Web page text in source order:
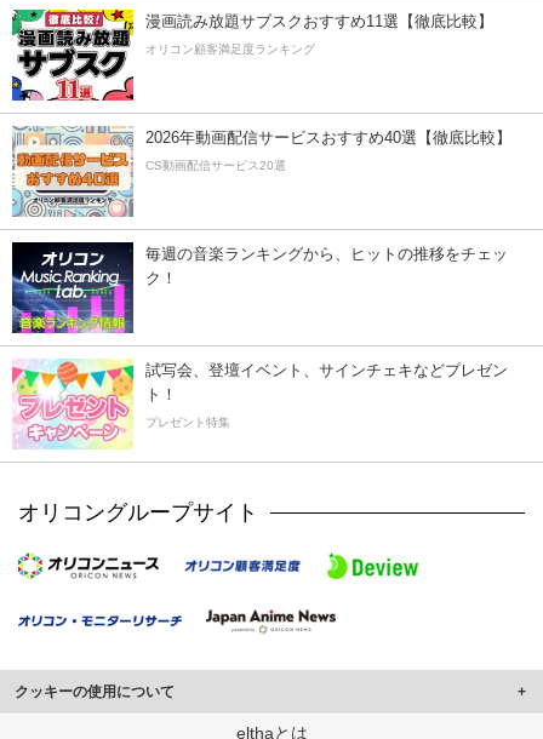
漫画読み放題サブスクおすすめ11選【徹底比較】
オリコン顧客満足度ランキング
2026年動画配信サービスおすすめ40選【徹底比較】
CS動画配信サービス20選
毎週の音楽ランキングから、ヒットの推移をチェッ
ク！
試写会、登壇イベント、サインチェキなどプレゼン
ト！
プレゼント特集
オリコングループサイト
クッキーの使用について
このサイトでは Cookie を使用して、ユーザーに合わせたコンテンツや広告の
elthaとは